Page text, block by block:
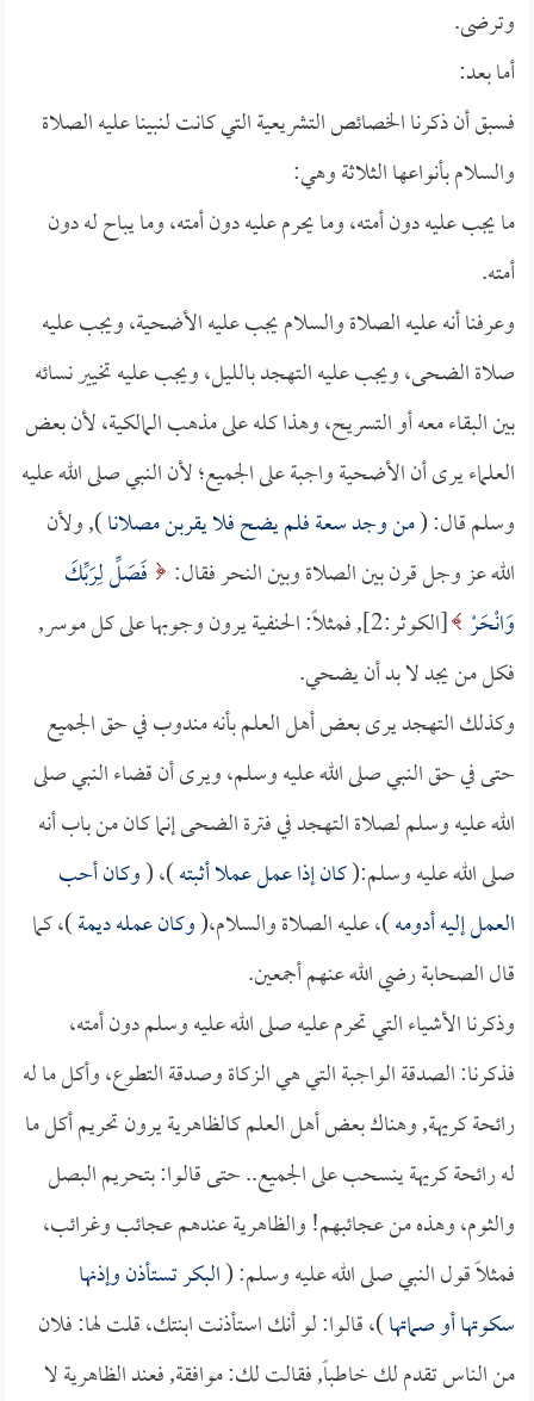
وترضى.
أما بعد:
فسبق أن ذكرنا الخصائص التشريعية التي كانت لنبينا عليه الصلاة
والسلام بأنواعها الثلاثة وهي:
ما يجب عليه دون أمته، وما يحرم عليه دون أمته، وما يباح له دون
أمته.
وعرفنا أنه عليه الصلاة والسلام يجب عليه الأضحية، ويجب عليه
صلاة الضحى، ويجب عليه التهجد بالليل، ويجب عليه تخيير نسائه
بين البقاء معه أو التسريح، وهذا كله على مذهب المالكية، لأن بعض
العلماء يرى أن الأضحية واجبة على الجميع؛ لأن النبي صلى الله عليه
وسلم قال: (من وجد سعة فلم يضح فلا يقربن مصلانا), ولأن
الله عز وجل قرن بين الصلاة وبين النحر فقال:
فَصَلِّ لِرَبِّكَ
وَانْحَرْ
[الكوثر:2], فمثلاً: الحنفية يرون وجوبها على كل موسر,
فكل من يجد لا بد أن يضحي.
وكذلك التهجد يرى بعض أهل العلم بأنه مندوب في حق الجميع
حتى في حق النبي صلى الله عليه وسلم، ويرى أن قضاء النبي صلى
الله عليه وسلم لصلاة التهجد في فترة الضحى إنما كان من باب أنه
صلى الله عليه وسلم:(كان إذا عمل عملا أثبته)، (وكان أحب
العمل إليه أدومه)، عليه الصلاة والسلام،(وكان عمله ديمة)، كما
قال الصحابة رضي الله عنهم أجمعين.
وذكرنا الأشياء التي تحرم عليه صلى الله عليه وسلم دون أمته،
فذكرنا: الصدقة الواجبة التي هي الزكاة وصدقة التطوع، وأكل ما له
رائحة كريهة, وهناك بعض أهل العلم كالظاهرية يرون تحريم أكل ما
له رائحة كريهة ينسحب على الجميع.. حتى قالوا: بتحريم البصل
والثوم، وهذه من عجائبهم! والظاهرية عندهم عجائب وغرائب،
فمثلاً قول النبي صلى الله عليه وسلم: (البكر تستأذن وإذنها
سكوتها أو صماتها)، قالوا: لو أنك استأذنت ابنتك، قلت لها: فلان
من الناس تقدم لك خاطباً, فقالت لك: موافقة, فعند الظاهرية لا